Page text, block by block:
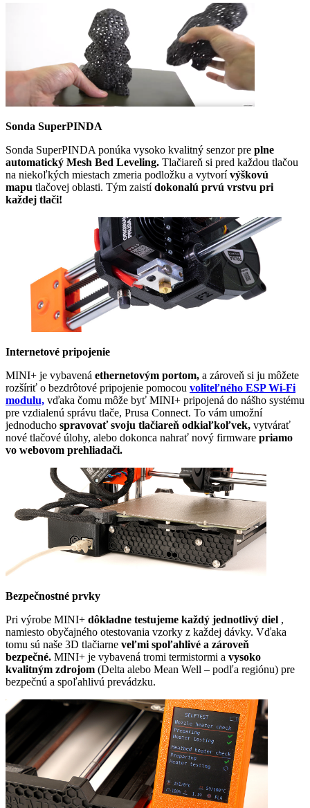
Sonda SuperPINDA
Sonda SuperPINDA ponúka vysoko kvalitný senzor pre plne
automatický Mesh Bed Leveling. Tlačiareň si pred každou tlačou
na niekoľkých miestach zmeria podložku a vytvorívýškovú
mapu tlačovej oblasti. Tým zaistídokonalú prvú vrstvu pri
každej tlači!
Internetové pripojenie
MINI+ je vybavená ethernetovým portom, a zároveň si ju môžete
rozšíriť o bezdrôtové pripojenie pomocou voliteľného ESP Wi-Fi
modulu, vďaka čomu môže byť MINI+ pripojená do nášho systému
pre vzdialenú správu tlače, Prusa Connect. To vám umožní
jednoducho spravovať svoju tlačiareň odkiaľkoľvek, vytvárať
nové tlačové úlohy, alebo dokonca nahrať nový firmware priamo
vo webovom prehliadači.
Bezpečnostné prvky
Pri výrobe MINI+ dôkladne testujeme každý jednotlivý diel ,
namiesto obyčajného otestovania vzorky z každej dávky. Vďaka
tomu sú naše 3D tlačiarne veľmi spoľahlivé a zároveň
bezpečné. MINI+ je vybavená tromi termistormi a vysoko
kvalitným zdrojom (Delta alebo Mean Well – podľa regiónu) pre
bezpečnú a spoľahlivú prevádzku.